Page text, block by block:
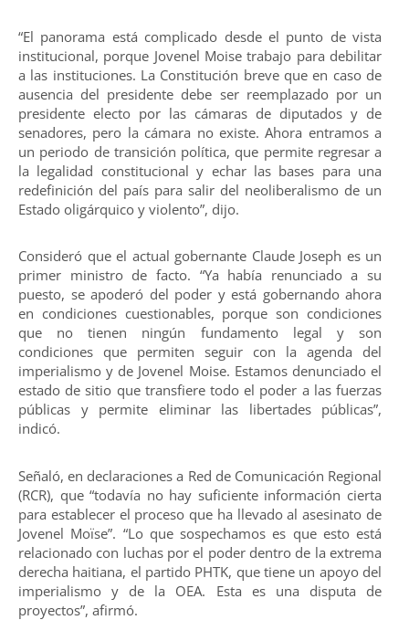
“El panorama está complicado desde el punto de vista
institucional, porque Jovenel Moise trabajo para debilitar
a las instituciones. La Constitución breve que en caso de
ausencia del presidente debe ser reemplazado por un
presidente electo por las cámaras de diputados y de
senadores, pero la cámara no existe. Ahora entramos a
un periodo de transición política, que permite regresar a
la legalidad constitucional y echar las bases para una
redefinición del país para salir del neoliberalismo de un
Estado oligárquico y violento”, dijo.
Consideró que el actual gobernante Claude Joseph es un
primer ministro de facto. “Ya había renunciado a su
puesto, se apoderó del poder y está gobernando ahora
en condiciones cuestionables, porque son condiciones
que no tienen ningún fundamento legal y son
condiciones que permiten seguir con la agenda del
imperialismo y de Jovenel Moise. Estamos denunciado el
estado de sitio que transfiere todo el poder a las fuerzas
públicas y permite eliminar las libertades públicas”,
indicó.
Señaló, en declaraciones a Red de Comunicación Regional
(RCR), que “todavía no hay suficiente información cierta
para establecer el proceso que ha llevado al asesinato de
Jovenel Moïse”. “Lo que sospechamos es que esto está
relacionado con luchas por el poder dentro de la extrema
derecha haitiana, el partido PHTK, que tiene un apoyo del
imperialismo y de la OEA. Esta es una disputa de
proyectos”, afirmó.